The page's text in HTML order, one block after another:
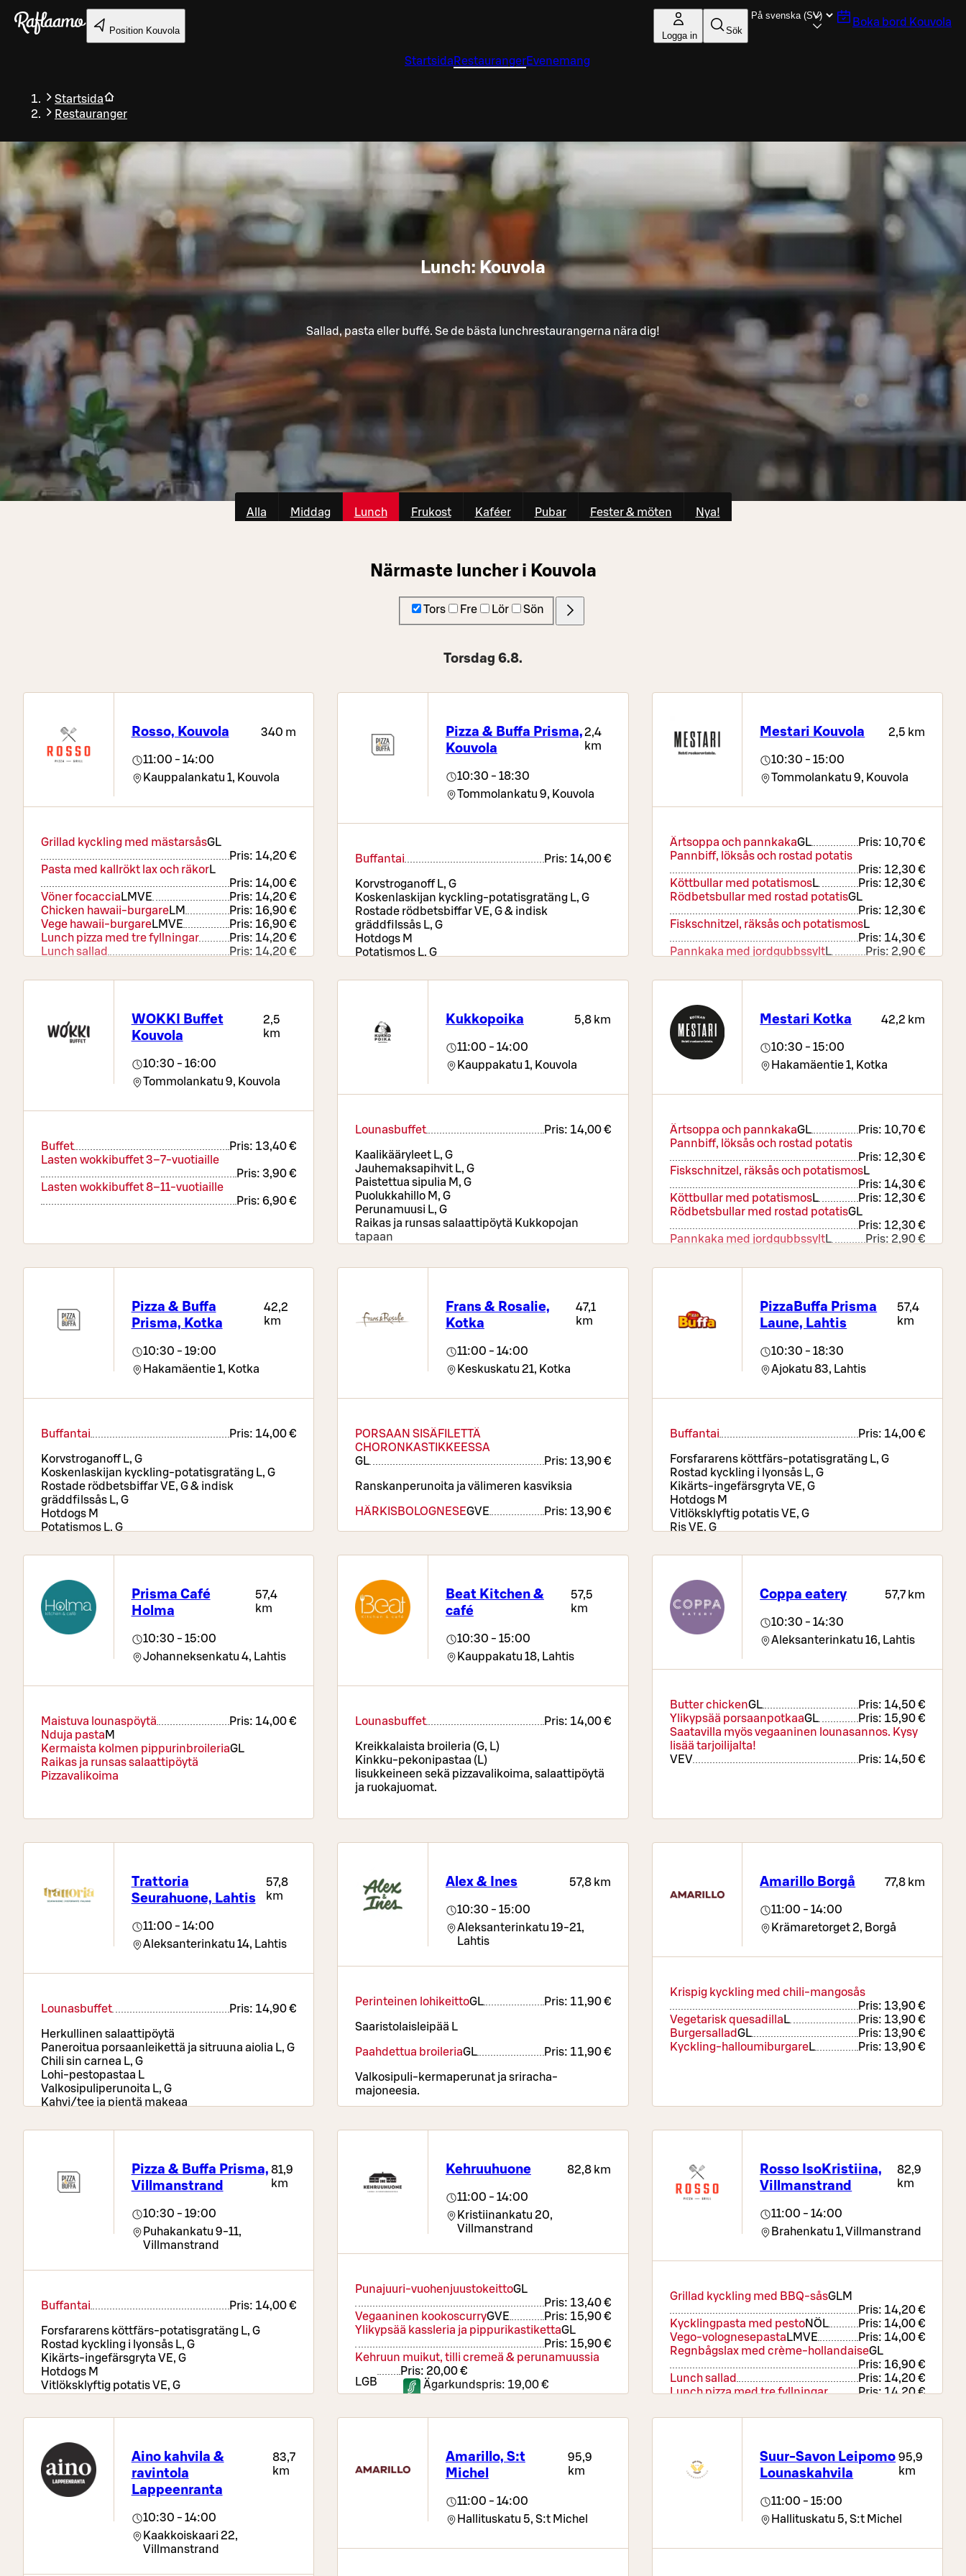
Gå till huvudinnehållet
Position Kouvola Logga in Sök
Boka bord Kouvola
Startsida RestaurangerEvenemang
Startsida
Restauranger
Lunch: Kouvola
Sallad, pasta eller buffé. Se de bästa lunchrestaurangerna nära dig!
Alla Middag Lunch Frukost Kaféer Pubar Fester & möten Nya!
Närmaste luncher i Kouvola
Tors Fre Lör Sön
Torsdag 6.8.
Rosso, Kouvola 340 m
11:00 - 14:00
Kauppalankatu 1, Kouvola
Grillad kyckling med mästarsåsGL
Pris: 14,20 €
Pasta med kallrökt lax och räkorL
Pris: 14,00 €
Vöner focaccia LMVE Pris: 14,20 €
Chicken hawaii-burgareLM Pris: 16,90 €
Vege hawaii-burgareLMVE Pris: 16,90 €
Lunch pizza med tre fyllningar
Pris: 14,20 €
Lunch sallad
Pris: 14,20 €
Pizza & Buffa Prisma,
Kouvola
2,4
km
10:30 - 18:30
Tommolankatu 9, Kouvola
Buffantai Pris: 14,00 €
Korvstroganoff L, G
Koskenlaskijan kyckling-potatisgratäng L, G
Rostade rödbetsbiffar VE, G & indisk
gräddfilssås L, G
Hotdogs M
Potatismos L, G
Rostade rotfrukter VE, G
Mestari Kouvola 2,5 km
10:30 - 15:00
Tommolankatu 9, Kouvola
Ärtsoppa och pannkakaGL Pris: 10,70 €
Pannbiff, löksås och rostad potatis
Pris: 12,30 €
Köttbullar med potatismosL Pris: 12,30 €
Rödbetsbullar med rostad potatisGL
Pris: 12,30 €
Fiskschnitzel, räksås och potatismosL
Pris: 14,30 €
Pannkaka med jordgubbssyltL Pris: 2,90 €
WOKKI Buffet
Kouvola
2,5
km
10:30 - 16:00
Tommolankatu 9, Kouvola
Buffet Pris: 13,40 €
Lasten wokkibuffet 3–7-vuotiaille
Pris: 3,90 €
Lasten wokkibuffet 8–11-vuotiaille
Pris:6,90 €
Kukkopoika 5,8 km
11:00 - 14:00
Kauppakatu 1, Kouvola
Lounasbuffet Pris: 14,00 €
Kaalikääryleet L, G
Jauhemaksapihvit L, G
Paistettua sipulia M, G
Puolukkahillo M, G
Perunamuusi L, G
Raikas ja runsas salaattipöytä Kukkopojan
tapaan
Mestari Kotka 42,2 km
10:30 - 15:00
Hakamäentie 1, Kotka
Ärtsoppa och pannkakaGL Pris: 10,70 €
Pannbiff, löksås och rostad potatis
Pris: 12,30 €
Fiskschnitzel, räksås och potatismosL
Pris: 14,30 €
Köttbullar med potatismosL Pris: 12,30 €
Rödbetsbullar med rostad potatisGL
Pris: 12,30 €
Pannkaka med jordgubbssyltL Pris: 2,90 €
Pizza & Buffa
Prisma, Kotka
42,2
km
10:30 - 19:00
Hakamäentie 1, Kotka
Buffantai Pris: 14,00 €
Korvstroganoff L, G
Koskenlaskijan kyckling-potatisgratäng L, G
Rostade rödbetsbiffar VE, G & indisk
gräddfilssås L, G
Hotdogs M
Potatismos L, G
Rostade rotfrukter VE, G
kaffe eller te
Frans & Rosalie,
Kotka
47,1
km
11:00 - 14:00
Keskuskatu 21, Kotka
PORSAAN SISÄFILETTÄ
CHORONKASTIKKEESSA
GL Pris: 13,90 €
Ranskanperunoita ja välimeren kasviksia
HÄRKISBOLOGNESEGVE Pris: 13,90 €
PizzaBuffa Prisma
Laune, Lahtis
57,4
km
10:30 - 18:30
Ajokatu 83, Lahtis
Buffantai Pris: 14,00 €
Forsfararens köttfärs-potatisgratäng L, G
Rostad kyckling i lyonsås L, G
Kikärts-ingefärsgryta VE, G
Hotdogs M
Vitlöksklyftig potatis VE, G
Ris VE, G
Pizzabord, sallads- och brödbuffé, drycker samt
Salladsbuffé Pris:9,90 €
Mångsidigt, färskt och fräscht salladsbord. I
priset ingår även bröd och måltidsdryck samt
Prisma Café
Holma
57,4
km
10:30 - 15:00
Johanneksenkatu 4, Lahtis
Maistuva lounaspöytä Pris: 14,00 €
Nduja pasta M
Kermaista kolmen pippurinbroileriaGL
Raikas ja runsas salaattipöytä
Pizzavalikoima
Beat Kitchen &
café
57,5
km
10:30 - 15:00
Kauppakatu 18, Lahtis
Lounasbuffet Pris: 14,00 €
Kreikkalaista broileria (G, L)
Kinkku-pekonipastaa (L)
lisukkeineen sekä pizzavalikoima, salaattipöytä
ja ruokajuomat.
Coppa eatery 57,7 km
10:30 - 14:30
Aleksanterinkatu 16, Lahtis
Butter chickenGL Pris: 14,50 €
Ylikypsää porsaanpotkaaGL Pris: 15,90 €
Saatavilla myös vegaaninen lounasannos. Kysy
lisää tarjoilijalta!
VEV Pris: 14,50 €
Trattoria
Seurahuone, Lahtis
57,8
km
11:00 - 14:00
Aleksanterinkatu 14, Lahtis
Lounasbuffet Pris: 14,90 €
Herkullinen salaattipöytä
Paneroitua porsaanleikettä ja sitruuna aiolia L, G
Chili sin carnea L, G
Lohi-pestopastaa L
Valkosipuliperunoita L, G
Kahvi/tee ja pientä makeaa
Alex & Ines 57,8 km
10:30 - 15:00
Aleksanterinkatu 19-21,
Lahtis
Perinteinen lohikeittoGL Pris: 11,90 €
Saaristolaisleipää L
Paahdettua broileriaGL Pris: 11,90 €
Valkosipuli-kermaperunat ja sriracha-
majoneesia.
Amarillo Borgå 77,8 km
11:00 - 14:00
Krämaretorget 2, Borgå
Krispig kyckling med chili-mangosås
Pris: 13,90 €
Vegetarisk quesadilla L Pris: 13,90 €
BurgersalladGL Pris: 13,90 €
Kyckling-halloumiburgareL Pris: 13,90 €
Pizza & Buffa Prisma,
Villmanstrand
81,9
km
10:30 - 19:00
Puhakankatu 9-11,
Villmanstrand
Buffantai Pris: 14,00 €
Forsfararens köttfärs-potatisgratäng L, G
Rostad kyckling i lyonsås L, G
Kikärts-ingefärsgryta VE, G
Hotdogs M
Vitlöksklyftig potatis VE, G
kaffe eller te
Kehruuhuone 82,8 km
11:00 - 14:00
Kristiinankatu 20,
Villmanstrand
Punajuuri-vuohenjuustokeittoGL
Pris: 13,40 €
Vegaaninen kookoscurryGVE Pris: 15,90 €
Ylikypsää kassleria ja pippurikastikettaGL
Pris: 15,90 €
Kehruun muikut, tilli cremeä & perunamuussia
LGB
Pris: 20,00 €
Ägarkundspris: 19,00 €
Ägarkundspris:10,50 €
Rosso IsoKristiina,
Villmanstrand
82,9
km
11:00 - 14:00
Brahenkatu 1,Villmanstrand
Grillad kyckling med BBQ-såsGLM
Pris: 14,20 €
Kycklingpasta med pestoNÖ L Pris: 14,00 €
Vego-volognesepasta LMVE Pris: 14,00 €
Regnbågslax med crème-hollandaiseGL
Pris: 16,90 €
Lunch sallad
Pris: 14,20 €
Lunch pizza med tre fyllningar
Pris:14,20 €
Aino kahvila &
ravintola
Lappeenranta
83,7
km
10:30 - 14:00
Kaakkoiskaari 22,
Villmanstrand
Amarillo, S:t
Michel
95,9
km
11:00 - 14:00
Hallituskatu 5, S:t Michel
Suur-Savon Leipomo
Lounaskahvila
95,9
km
11:00 - 15:00
Hallituskatu 5, S:t Michel